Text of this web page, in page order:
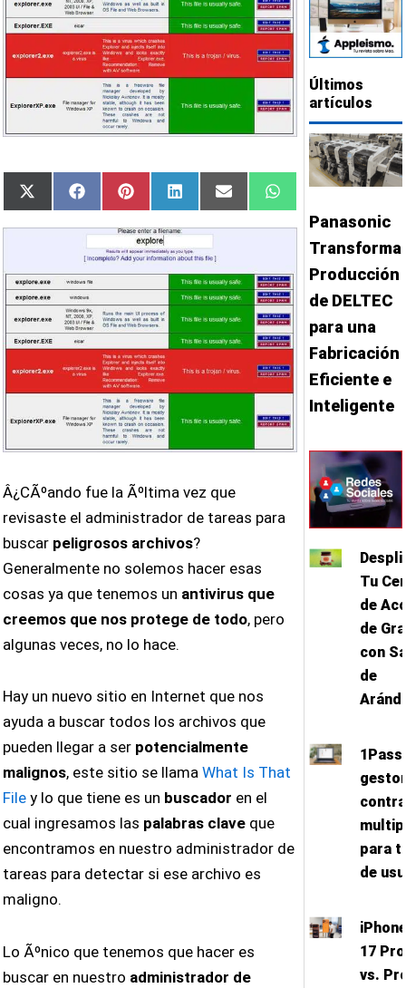
Compartir
en
X
(Twitter)
Compartir
en
FacebookCompartir
en
PinterestCompartir
en
LinkedInCompartir
en
Email
Compartir
en
WhatsApp
Â¿CÃºando fue la Ãºltima vez que
revisaste el administrador de tareas para
buscar peligrosos archivos?
Generalmente no solemos hacer esas
cosas ya que tenemos un antivirus que
creemos que nos protege de todo, pero
algunas veces, no lo hace.
Hay un nuevo sitio en Internet que nos
ayuda a buscar todos los archivos que
pueden llegar a ser potencialmente
malignos, este sitio se llamaWhat Is That
File y lo que tiene es un buscador en el
cual ingresamos las palabras clave que
encontramos en nuestro administrador de
tareas para detectar si ese archivo es
maligno.
Lo Ãºnico que tenemos que hacer es
buscar en nuestro administrador de
Últimos
artículos
Panasonic
Transforma
Producción
de DELTEC
para una
Fabricación
Eficiente e
Inteligente
Tu
de
de
con
de
para
de
iPhone
17 Pro
vs.